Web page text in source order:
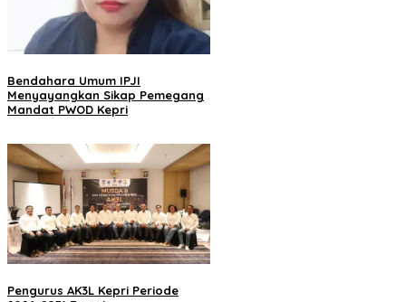
Bendahara Umum IPJI
Menyayangkan Sikap Pemegang
Mandat PWOD Kepri
Pengurus AK3L Kepri Periode